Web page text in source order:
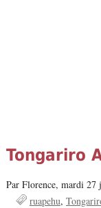
Tongariro
Par Florence, mardi 27
ruapehu